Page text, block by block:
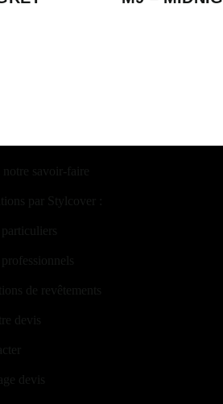
savoir-faire
par Stylcover :
de revêtements
devis
devis